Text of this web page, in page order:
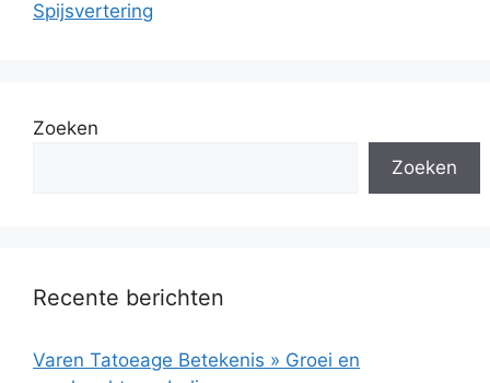
Spijsvertering
Zoeken
Zoeken
Recente berichten
Varen Tatoeage Betekenis » Groei en